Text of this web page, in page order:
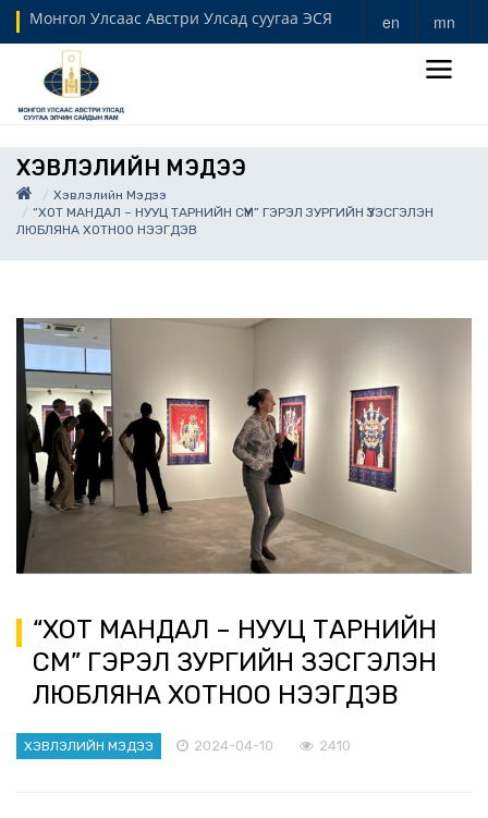
Монгол Улсаас Австри Улсад суугаа ЭСЯ en mn
ХЭВЛЭЛИЙН МЭДЭЭ
Хэвлэлийн Мэдээ
“ХОТ МАНДАЛ – НУУЦ ТАРНИЙН СҮМ” ГЭРЭЛ ЗУРГИЙН ҮЗЭСГЭЛЭН
ЛЮБЛЯНА ХОТНОО НЭЭГДЭВ
“ХОТ МАНДАЛ – НУУЦ ТАРНИЙН
СҮМ” ГЭРЭЛ ЗУРГИЙН ҮЗЭСГЭЛЭН
ЛЮБЛЯНА ХОТНОО НЭЭГДЭВ
ХЭВЛЭЛИЙН МЭДЭЭ 2024-04-10 2410